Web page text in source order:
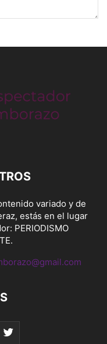
variado y de
estás en el lugar
PERIODISMO